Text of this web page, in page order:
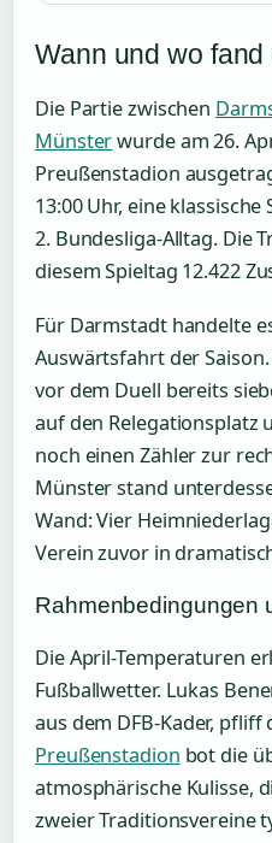
Wann und wo
Die Partie zwischen
Münsterwurde am 26.
Preußenstadion
13:00 Uhr, eine
2. Bundesliga-Alltag. Die
diesem Spieltag 12.422
Für Darmstadt handelte
Auswärtsfahrt der
vor dem Duell bereits
auf den Relegationsplatz
noch einen Zähler zur
Münster stand
Wand: Vier
Verein zuvor in
Rahmenbedingungen
Die April-Temperaturen
Fußballwetter. Lukas
aus dem DFB-Kader, pfliff
Preußenstadion bot die
atmosphärische Kulisse,
zweier Traditionsvereine